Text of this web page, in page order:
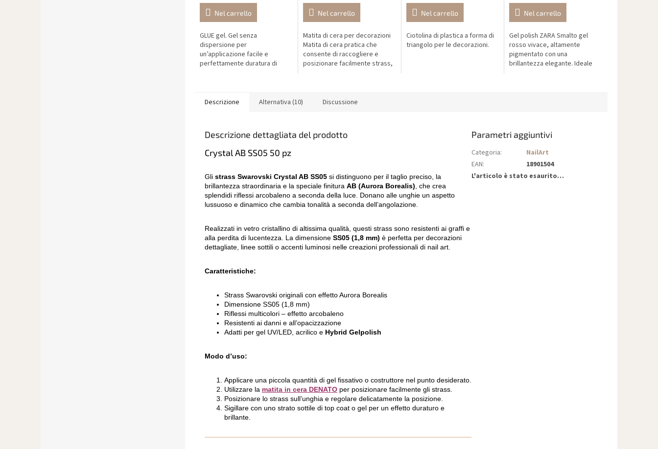
Nel carrello
GLUE gel. Gel senza
dispersione per
un’applicazione facile e
perfettamente duratura di
Nel carrello
Matita di cera per decorazioni
Matita di cera pratica che
consente di raccogliere e
posizionare facilmente strass,
Nel carrello
Ciotolina di plastica a forma di
triangolo per le decorazioni.
Nel carrello
Gel polish ZARA Smalto gel
rosso vivace, altamente
pigmentato con una
brillantezza elegante. Ideale
Descrizione Alternativa (10) Discussione
Descrizione dettagliata del prodotto
Crystal AB SS05 50 pz
Gli strass Swarovski Crystal AB SS05 si distinguono per il taglio preciso, la
brillantezza straordinaria e la speciale finitura AB (Aurora Borealis), che crea
splendidi riflessi arcobaleno a seconda della luce. Donano alle unghie un aspetto
lussuoso e dinamico che cambia tonalità a seconda dell’angolazione.
Realizzati in vetro cristallino di altissima qualità, questi strass sono resistenti ai graffi e
alla perdita di lucentezza. La dimensione SS05 (1,8 mm) è perfetta per decorazioni
dettagliate, linee sottili o accenti luminosi nelle creazioni professionali di nail art.
Caratteristiche:
Strass Swarovski originali con effetto Aurora Borealis
Dimensione SS05 (1,8 mm)
Riflessi multicolori – effetto arcobaleno
Resistenti ai danni e all’opacizzazione
Adatti per gel UV/LED, acrilico e Hybrid Gelpolish
Modo d’uso:
Applicare una piccola quantità di gel fissativo o costruttore nel punto desiderato.
Utilizzare la matita in cera DENATO per posizionare facilmente gli strass.
Posizionare lo strass sull’unghia e regolare delicatamente la posizione.
Sigillare con uno strato sottile di top coat o gel per un effetto duraturo e
brillante.
Parametri aggiuntivi
Categoria:
NailArt
EAN:
18901504
L'articolo è stato esaurito…